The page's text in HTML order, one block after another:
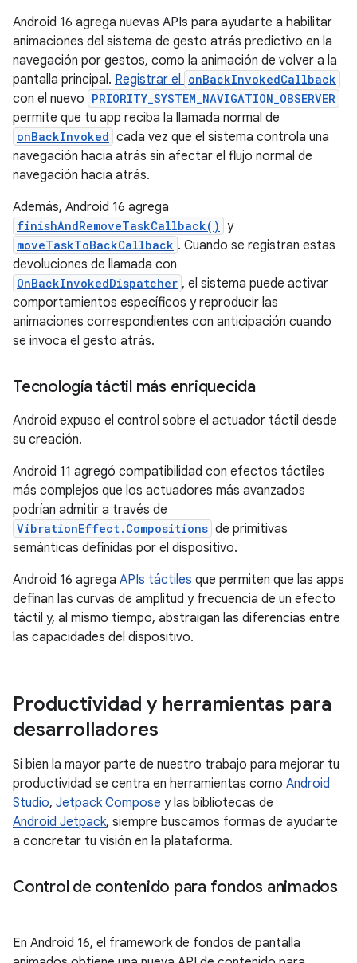
Android 16 agrega nuevas APIs para ayudarte a habilitar
animaciones del sistema de gesto atrás predictivo en la
navegación por gestos, como la animación de volver a la
pantalla principal. Registrar el onBackInvokedCallback
con el nuevo PRIORITY_SYSTEM_NAVIGATION_OBSERVER
permite que tu app reciba la llamada normal de
onBackInvoked cada vez que el sistema controla una
navegación hacia atrás sin afectar el flujo normal de
navegación hacia atrás.
Además, Android 16 agrega
finishAndRemoveTaskCallback() y
moveTaskToBackCallback . Cuando se registran estas
devoluciones de llamada con
OnBackInvokedDispatcher , el sistema puede activar
comportamientos específicos y reproducir las
animaciones correspondientes con anticipación cuando
se invoca el gesto atrás.
Tecnología táctil más enriquecida
Android expuso el control sobre el actuador táctil desde
su creación.
Android 11 agregó compatibilidad con efectos táctiles
más complejos que los actuadores más avanzados
podrían admitir a través de
VibrationEffect.Compositions de primitivas
semánticas definidas por el dispositivo.
Android 16 agrega APIs táctiles que permiten que las apps
definan las curvas de amplitud y frecuencia de un efecto
táctil y, al mismo tiempo, abstraigan las diferencias entre
las capacidades del dispositivo.
Productividad y herramientas para
desarrolladores
Si bien la mayor parte de nuestro trabajo para mejorar tu
productividad se centra en herramientas como Android
Studio, Jetpack Compose y las bibliotecas de
Android Jetpack, siempre buscamos formas de ayudarte
a concretar tu visión en la plataforma.
Control de contenido para fondos animados
En Android 16, el framework de fondos de pantalla